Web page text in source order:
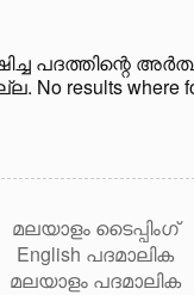
പദത്തിന്റെ
No results where
മലയാളം ടൈപ്പിംഗ്
English പദമാലിക
മലയാളം പദമാലിക